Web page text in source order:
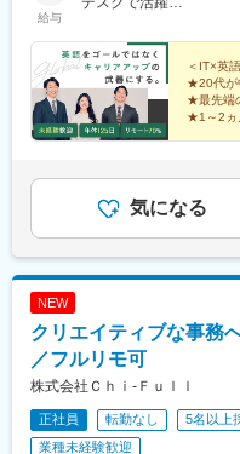
コーポレート本部 コー
・現状：1名体制（30
・今後：本ポジション
■入社後のイメージ：
・半年～1年：仕組み化
・1年以降：体制構築～
■キャリアプラン：
基本的にはご本人の適
・労務リーダー／マネ
・労務スペシャリスト
変更の範囲：会社の定め
ロジェクトにより、短
能性もあります。
給与
ブリッジSE
＜IT×英
★20代が
★最先端
★1～2ヵ
気になる
NEW
クリエイティブな事務
／フルリモ可
株式会社Ｃｈｉ‐Ｆｕｌｌ
正社員 転勤なし 5名以上
業種未経験歓迎